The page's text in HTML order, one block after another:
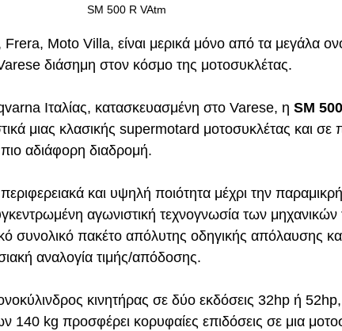
SM 500 R VAtm
Moto Villa, είναι μερικά μόνο από τα μεγάλα
διάσημη στον κόσμο της μοτοσυκλέτας.
Ιταλίας, κατασκευασμένη στο Varese, η SM
μιας κλασικής supermotard μοτοσυκλέτας και σε
αδιάφορη διαδρομή.
και υψηλή ποιότητα μέχρι την παραμικρή
αγωνιστική τεχνογνωσία των
συνολικό πακέτο απόλυτης οδηγικής απόλαυσης
αναλογία τιμής/απόδοσης.
κινητήρας σε δύο εκδόσεις 32hp ή
140 kg προσφέρει κορυφαίες επιδόσεις σε μια